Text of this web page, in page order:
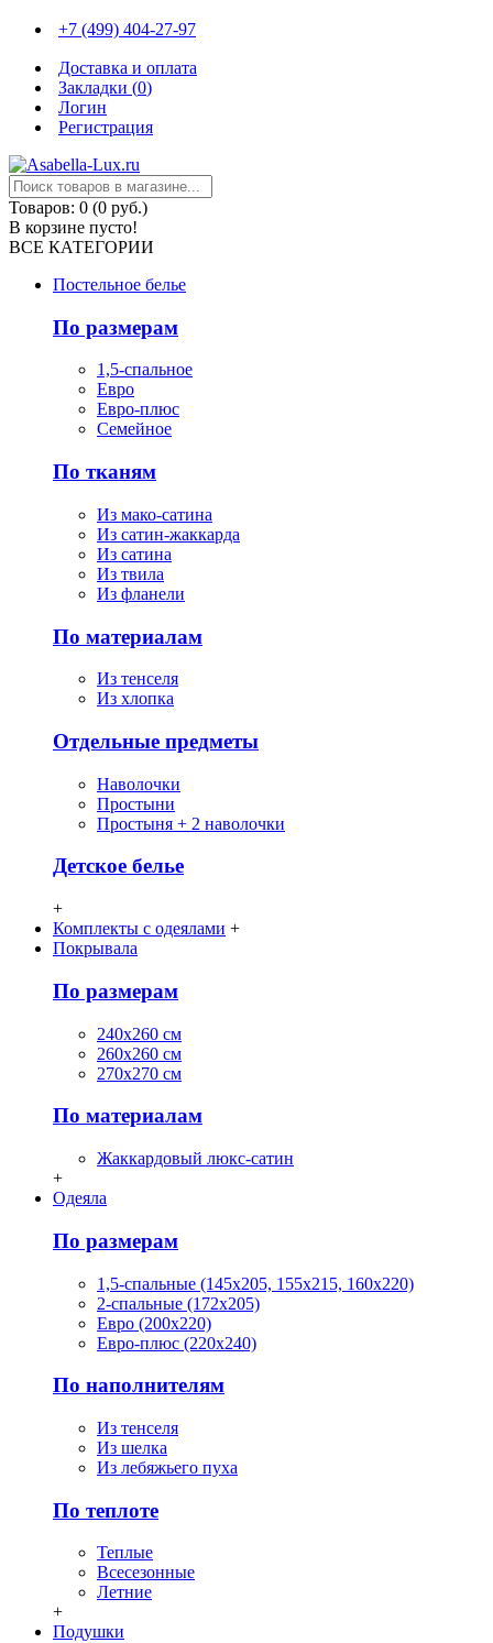
+7 (499) 404-27-97
Доставка и оплата
Закладки (0)
Логин
Регистрация
Товаров: 0 (0 руб.)
В корзине пусто!
ВСЕ КАТЕГОРИИ
Постельное белье
По размерам
1,5-спальное
Евро
Евро-плюс
Семейное
По тканям
Из мако-сатина
Из сатин-жаккарда
Из сатина
Из твила
Из фланели
По материалам
Из тенселя
Из хлопка
Отдельные предметы
Наволочки
Простыни
Простыня + 2 наволочки
Детское белье
+
Комплекты с одеялами +
Покрывала
По размерам
240х260 см
260х260 см
270х270 см
По материалам
Жаккардовый люкс-сатин
+
Одеяла
По размерам
1,5-спальные (145х205, 155х215, 160х220)
2-спальные (172х205)
Евро (200х220)
Евро-плюс (220х240)
По наполнителям
Из тенселя
Из шелка
Из лебяжьего пуха
По теплоте
Теплые
Всесезонные
Летние
+
Подушки